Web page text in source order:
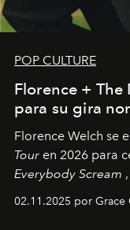
POP CULTURE
Florence +
para su gira
Florence Welch se
Tour en 2026 para
Everybody Scream
fechas en
02.11.2025 por Grace